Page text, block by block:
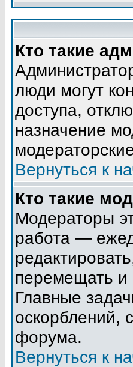
Кто такие
люди могут
доступа,
назначение
Вернуться к
Кто такие
Модераторы
работа —
перемещать и
Главные
оскорблений,
форума.
Вернуться к